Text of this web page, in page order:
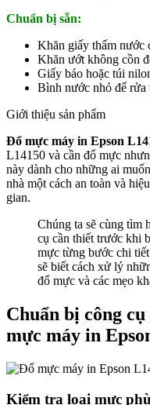
Chuẩn bị sẵn:
Khăn giấy thấm nước
Khăn ướt không cồn
Giấy báo hoặc túi
Bình nước nhỏ để rửa
Giới thiệu sản phẩm
Đổ mực máy in Epson
L14150 và cần đổ mực
này dành cho những ai
nhà một cách an toàn và
gian.
Chúng ta sẽ cùng tìm
cụ cần thiết trước khi
mực từng bước chi
sẽ biết cách xử lý
đổ mực và các mẹo
Chuẩn bị công
mực máy in
Kiểm tra loại mực